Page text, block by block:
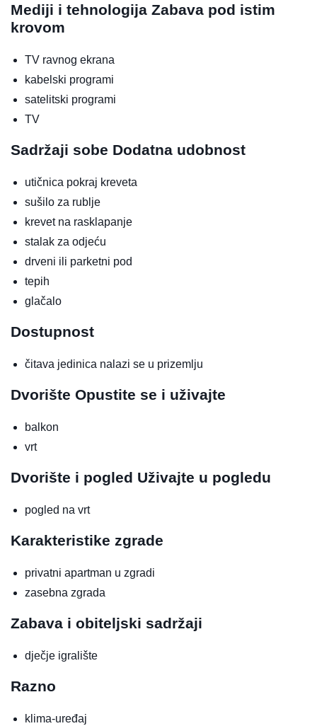
Mediji i tehnologija Zabava pod istim
krovom
TV ravnog ekrana
kabelski programi
satelitski programi
TV
Sadržaji sobe Dodatna udobnost
utičnica pokraj kreveta
sušilo za rublje
krevet na rasklapanje
stalak za odjeću
drveni ili parketni pod
tepih
glačalo
Dostupnost
čitava jedinica nalazi se u prizemlju
Dvorište Opustite se i uživajte
balkon
vrt
Dvorište i pogled Uživajte u pogledu
pogled na vrt
Karakteristike zgrade
privatni apartman u zgradi
zasebna zgrada
Zabava i obiteljski sadržaji
dječje igralište
Razno
klima-uređaj